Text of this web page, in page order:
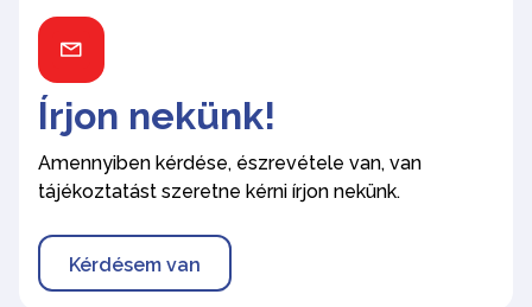
Írjon nekünk!
Amennyiben kérdése, észrevétele van, van
tájékoztatást szeretne kérni írjon nekünk.
Kérdésem van